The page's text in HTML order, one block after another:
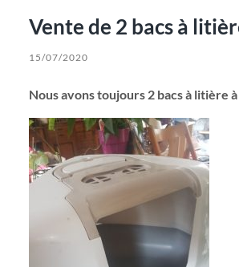
Vente de 2 bacs à
15/07/2020
Nous avons toujours 2 bacs à litière